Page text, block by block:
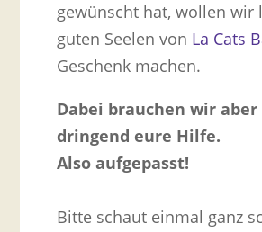
gewünscht hat, wollen wir
guten Seelen von La Cats
Geschenk machen.
Dabei brauchen wir aber
dringend eure Hilfe.
Also aufgepasst!
Bitte schaut einmal ganz